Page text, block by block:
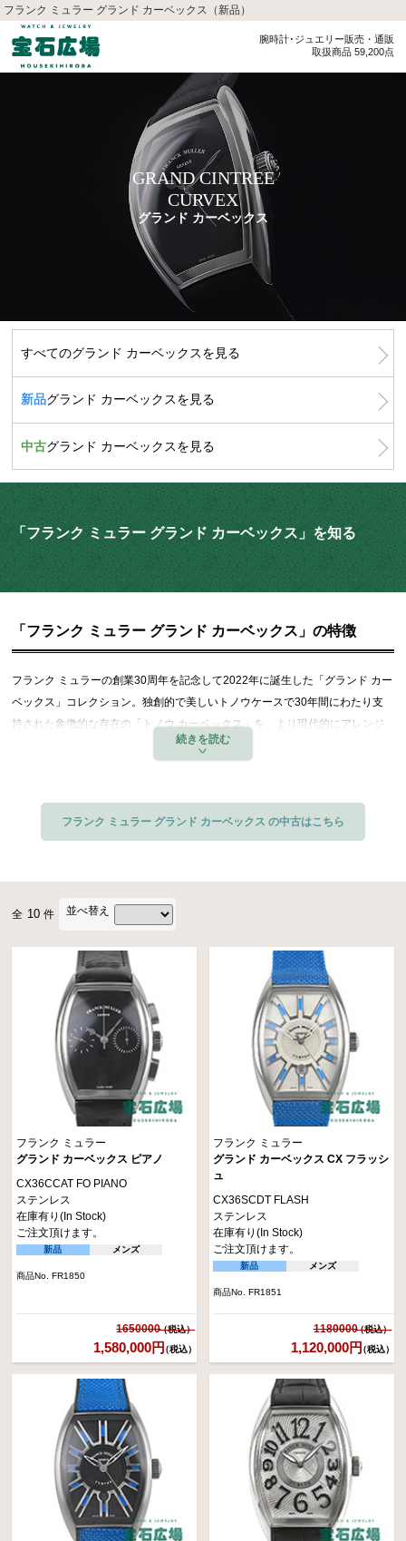
フランク ミュラー グランド カーベックス（新品）
腕時計･ジュエリー販売・通販
取扱商品 59,200点
GRAND CINTREE
CURVEX
グランド カーベックス
すべてのグランド カーベックスを見る
新品グランド カーベックスを見る
中古グランド カーベックスを見る
「フランク ミュラー グランド カーベックス」を知る
「フランク ミュラー グランド カーベックス」の特徴
フランク ミュラーの創業30周年を記念して2022年に誕生した「グランド カー
ベックス」コレクション。独創的で美しいトノウケースで30年間にわたり支
持された象徴的な存在の「トノウ カーベックス」を、より現代的にアレンジ
した新しいトノウケースのコレクションです。
デル、ブランドロゴだけの無駄を一切省いた文字盤のモデルなどを展開し、そ
を遂げたドレスウォッチコレクションです。
フランク ミュラー グランド カーベックス の中古はこちら
全 10 件 並べ替え
フランク ミュラー
グランド カーベックス ピアノ
CX36CCAT FO PIANO
ステンレス
在庫有り(In Stock)
ご注文頂けます。
新品 メンズ
商品No. FR1850
1650000
1,580,000円（税込）
フランク ミュラー
グランド カーベックス CX フラッシ
ュ
CX36SCDT FLASH
ステンレス
在庫有り(In Stock)
ご注文頂けます。
新品 メンズ
商品No. FR1851
1180000
1,120,000円（税込）